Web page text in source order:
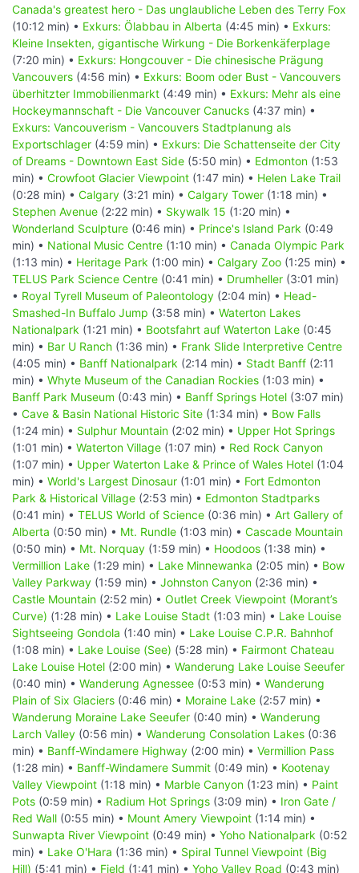
Canada's greatest hero - Das unglaubliche Leben des Terry Fox
(10:12 min) • Exkurs: Ölabbau in Alberta (4:45 min) • Exkurs:
Kleine Insekten, gigantische Wirkung - Die Borkenkäferplage
(7:20 min) • Exkurs: Hongcouver - Die chinesische Prägung
Vancouvers (4:56 min) • Exkurs: Boom oder Bust - Vancouvers
überhitzter Immobilienmarkt (4:49 min) • Exkurs: Mehr als eine
Hockeymannschaft - Die Vancouver Canucks (4:37 min) •
Exkurs: Vancouverism - Vancouvers Stadtplanung als
Exportschlager (4:59 min) • Exkurs: Die Schattenseite der City
of Dreams - Downtown East Side (5:50 min) • Edmonton (1:53
min) • Crowfoot Glacier Viewpoint (1:47 min) • Helen Lake Trail
(0:28 min) • Calgary (3:21 min) • Calgary Tower (1:18 min) •
Stephen Avenue (2:22 min) • Skywalk 15 (1:20 min) •
Wonderland Sculpture (0:46 min) • Prince's Island Park (0:49
min) • National Music Centre (1:10 min) • Canada Olympic Park
(1:13 min) • Heritage Park (1:00 min) • Calgary Zoo (1:25 min) •
TELUS Park Science Centre (0:41 min) • Drumheller (3:01 min)
• Royal Tyrell Museum of Paleontology (2:04 min) • Head-
Smashed-In Buffalo Jump (3:58 min) • Waterton Lakes
Nationalpark (1:21 min) • Bootsfahrt auf Waterton Lake (0:45
min) • Bar U Ranch (1:36 min) • Frank Slide Interpretive Centre
(4:05 min) • Banff Nationalpark (2:14 min) • Stadt Banff (2:11
min) • Whyte Museum of the Canadian Rockies (1:03 min) •
Banff Park Museum (0:43 min) • Banff Springs Hotel (3:07 min)
• Cave & Basin National Historic Site (1:34 min) • Bow Falls
(1:24 min) • Sulphur Mountain (2:02 min) • Upper Hot Springs
(1:01 min) • Waterton Village (1:07 min) • Red Rock Canyon
(1:07 min) • Upper Waterton Lake & Prince of Wales Hotel (1:04
min) • World's Largest Dinosaur (1:01 min) • Fort Edmonton
Park & Historical Village (2:53 min) • Edmonton Stadtparks
(0:41 min) • TELUS World of Science (0:36 min) • Art Gallery of
Alberta (0:50 min) • Mt. Rundle (1:03 min) • Cascade Mountain
(0:50 min) • Mt. Norquay (1:59 min) • Hoodoos (1:38 min) •
Vermillion Lake (1:29 min) • Lake Minnewanka (2:05 min) • Bow
Valley Parkway (1:59 min) • Johnston Canyon (2:36 min) •
Castle Mountain (2:52 min) • Outlet Creek Viewpoint (Morant’s
Curve) (1:28 min) • Lake Louise Stadt (1:03 min) • Lake Louise
Sightseeing Gondola (1:40 min) • Lake Louise C.P.R. Bahnhof
(1:08 min) • Lake Louise (See) (5:28 min) • Fairmont Chateau
Lake Louise Hotel (2:00 min) • Wanderung Lake Louise Seeufer
(0:40 min) • Wanderung Agnessee (0:53 min) • Wanderung
Plain of Six Glaciers (0:46 min) • Moraine Lake (2:57 min) •
Wanderung Moraine Lake Seeufer (0:40 min) • Wanderung
Larch Valley (0:56 min) • Wanderung Consolation Lakes (0:36
min) • Banff-Windamere Highway (2:00 min) • Vermillion Pass
(1:28 min) • Banff-Windamere Summit (0:49 min) • Kootenay
Valley Viewpoint (1:18 min) • Marble Canyon (1:23 min) • Paint
Pots (0:59 min) • Radium Hot Springs (3:09 min) • Iron Gate /
Red Wall (0:55 min) • Mount Amery Viewpoint (1:14 min) •
Sunwapta River Viewpoint (0:49 min) • Yoho Nationalpark (0:52
min) • Lake O'Hara (1:36 min) • Spiral Tunnel Viewpoint (Big
Hill) (5:41 min) • Field (1:41 min) • Yoho Valley Road (0:43 min)